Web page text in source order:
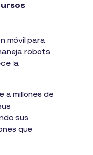
móvil para
robots
la
a millones de
sus
que